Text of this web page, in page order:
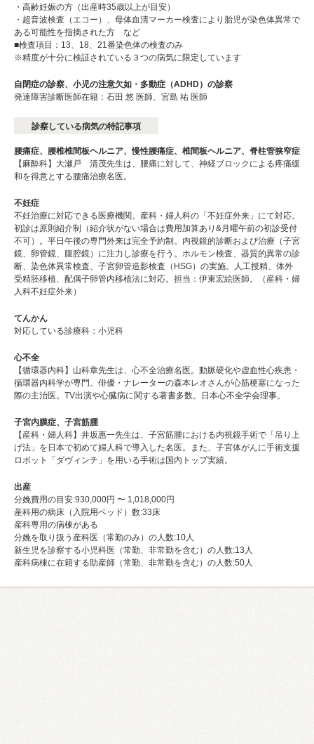
・高齢妊娠の方（出産時35歳以上が目安）
・超音波検査（エコー）、母体血清マーカー検査により胎児が染色体異常で
ある可能性を指摘された方 など
■検査項目：13、18、21番染色体の検査のみ
※精度が十分に検証されている３つの病気に限定しています
自閉症の診察、小児の注意欠如・多動症（ADHD）の診察
発達障害診断医師在籍：石田 悠 医師、宮島 祐 医師
診察している病気の特記事項
腰痛症、腰椎椎間板ヘルニア、慢性腰痛症、椎間板ヘルニア、脊柱管狭窄症
【麻酔科】大瀬戸 清茂先生は、腰痛に対して、神経ブロックによる疼痛緩
和を得意とする腰痛治療名医。
不妊症
不妊治療に対応できる医療機関。産科・婦人科の「不妊症外来」にて対応。
初診は原則紹介制（紹介状がない場合は費用加算あり&月曜午前の初診受付
不可）。平日午後の専門外来は完全予約制。内視鏡的診断および治療（子宮
鏡、卵管鏡、腹腔鏡）に注力し診療を行う。ホルモン検査、器質的異常の診
断、染色体異常検査、子宮卵管造影検査（HSG）の実施。人工授精、体外
受精胚移植、配偶子卵管内移植法に対応。担当：伊東宏絵医師。（産科・婦
人科不妊症外来）
てんかん
対応している診療科：小児科
心不全
【循環器内科】山科章先生は、心不全治療名医。動脈硬化や虚血性心疾患・
循環器内科学が専門。俳優・ナレーターの森本レオさんが心筋梗塞になった
際の主治医。TV出演や心臓病に関する著書多数。日本心不全学会理事。
子宮内膜症、子宮筋腫
【産科・婦人科】井坂惠一先生は、子宮筋腫における内視鏡手術で「吊り上
げ法」を日本で初めて婦人科で導入した名医。また、子宮体がんに手術支援
ロボット「ダヴィンチ」を用いる手術は国内トップ実績。
出産
分娩費用の目安:930,000円 〜 1,018,000円
産科用の病床（入院用ベッド）数:33床
産科専⽤の病棟がある
分娩を取り扱う産科医（常勤のみ）の人数:10人
新生児を診察する小児科医（常勤、非常勤を含む）の人数:13人
産科病棟に在籍する助産師（常勤、非常勤を含む）の人数:50人